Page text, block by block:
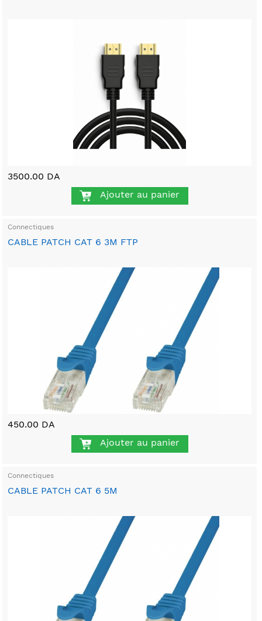
3500.00 DA
Ajouter au panier
Connectiques
CABLE PATCH CAT 6 3M FTP
450.00 DA
Ajouter au panier
Connectiques
CABLE PATCH CAT 6 5M